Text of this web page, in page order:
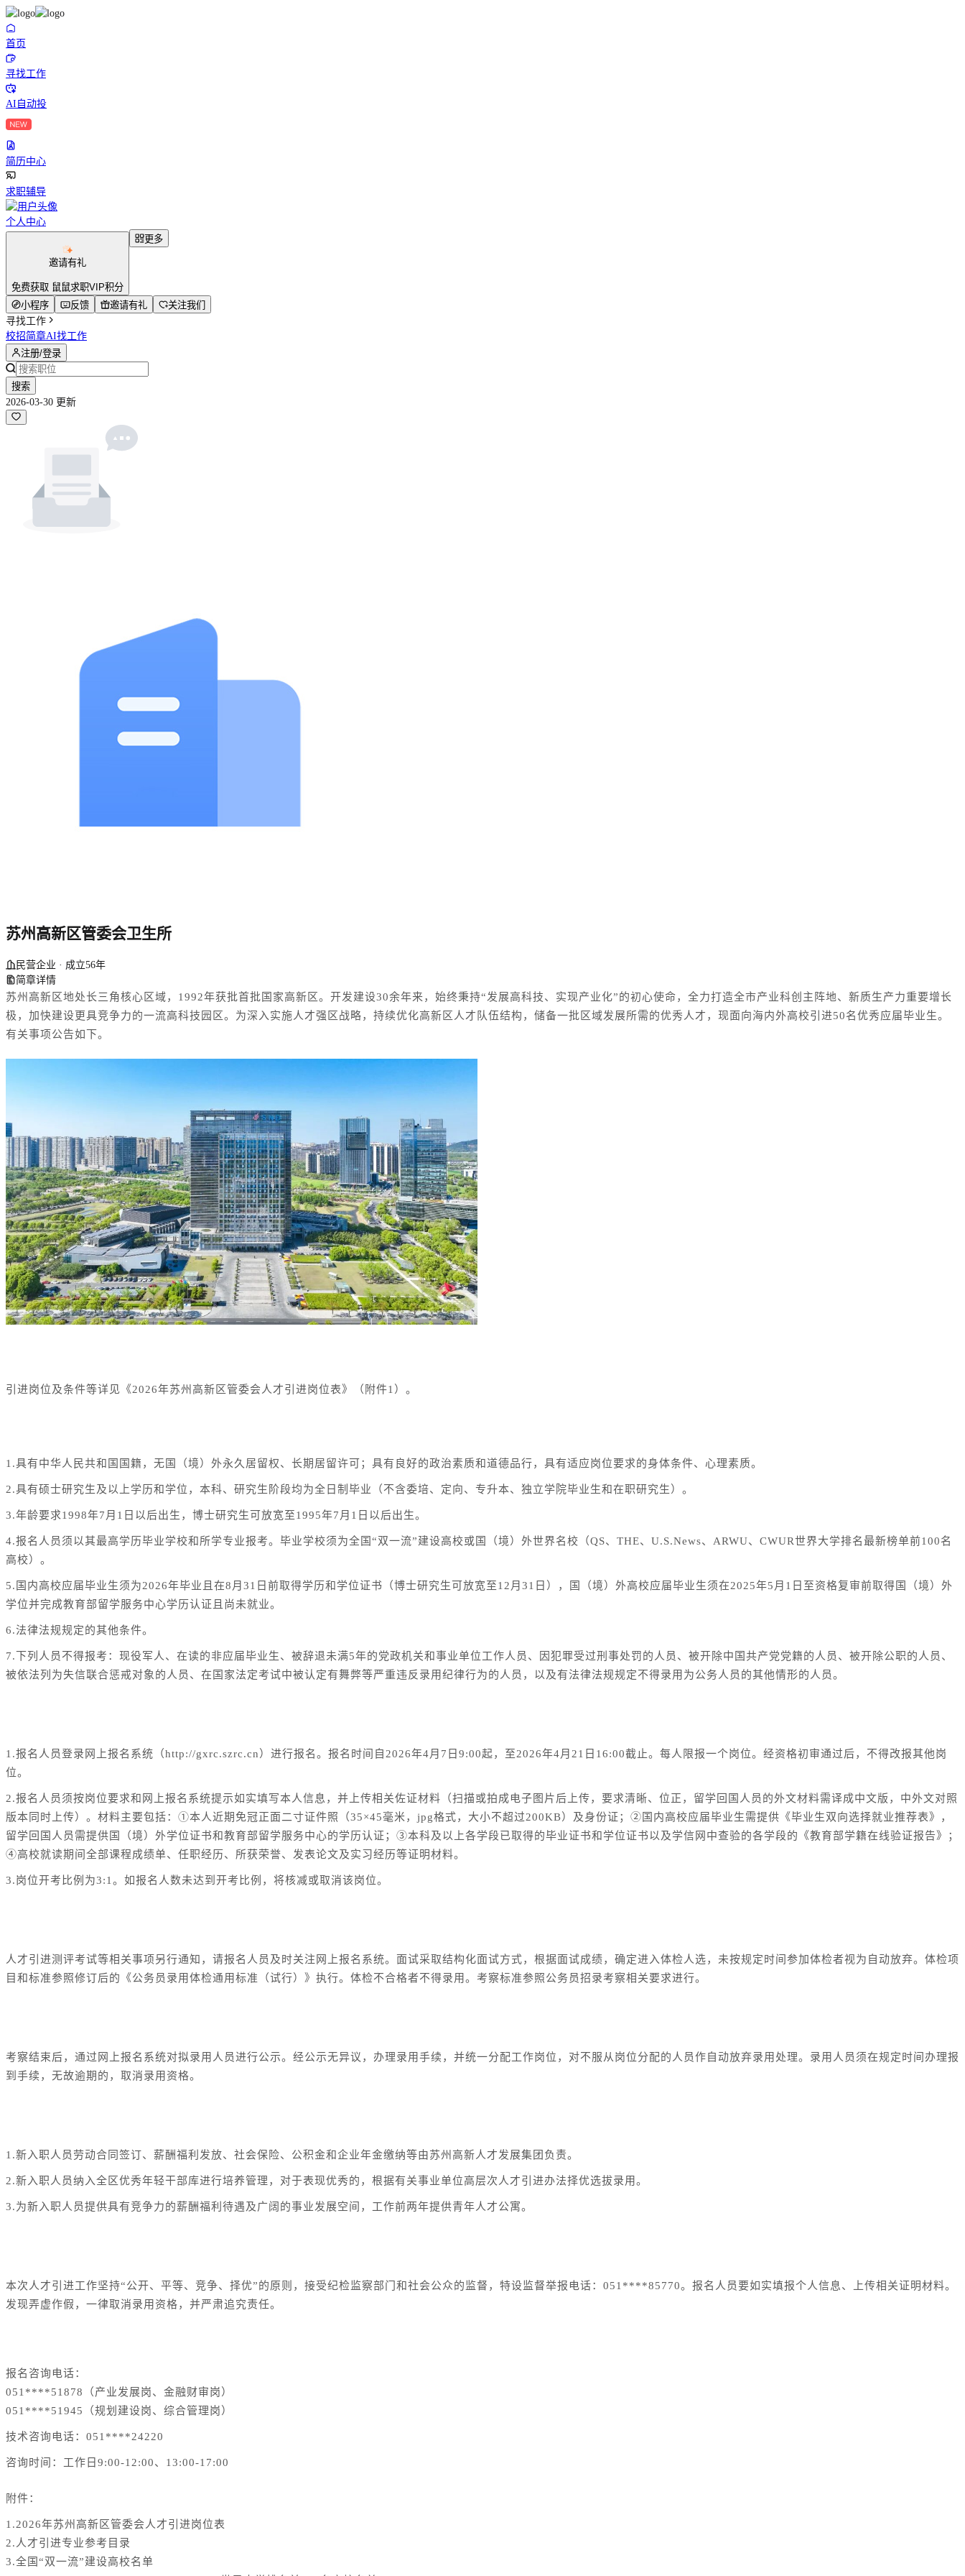
首页
寻找工作
AI自动投
简历中心
求职辅导
个人中心
邀请有礼
免费获取 鼠鼠求职VIP积分
更多
小程序 反馈 邀请有礼
关注我们
寻找工作
校招简章AI找工作
注册/登录
搜索
2026-03-30 更新
苏州高新区管委会卫生所
民营企业 · 成立56年
简章详情
苏州高新区地处长三角核心区域，1992年获批首批国家高新区。开发建设30余年来，始终秉持“发展高科技、实现产业化”的初心使命，全力打造全市产业科创主阵地、新质生产力重要增长
极，加快建设更具竞争力的一流高科技园区。为深入实施人才强区战略，持续优化高新区人才队伍结构，储备一批区域发展所需的优秀人才，现面向海内外高校引进50名优秀应届毕业生。
有关事项公告如下。
引进岗位及条件等详见《2026年苏州高新区管委会人才引进岗位表》（附件1）。
1.具有中华人民共和国国籍，无国（境）外永久居留权、长期居留许可；具有良好的政治素质和道德品行，具有适应岗位要求的身体条件、心理素质。
2.具有硕士研究生及以上学历和学位，本科、研究生阶段均为全日制毕业（不含委培、定向、专升本、独立学院毕业生和在职研究生）。
3.年龄要求1998年7月1日以后出生，博士研究生可放宽至1995年7月1日以后出生。
4.报名人员须以其最高学历毕业学校和所学专业报考。毕业学校须为全国“双一流”建设高校或国（境）外世界名校（QS、THE、U.S.News、ARWU、CWUR世界大学排名最新榜单前100名
高校）。
5.国内高校应届毕业生须为2026年毕业且在8月31日前取得学历和学位证书（博士研究生可放宽至12月31日），国（境）外高校应届毕业生须在2025年5月1日至资格复审前取得国（境）外
学位并完成教育部留学服务中心学历认证且尚未就业。
6.法律法规规定的其他条件。
7.下列人员不得报考：现役军人、在读的非应届毕业生、被辞退未满5年的党政机关和事业单位工作人员、因犯罪受过刑事处罚的人员、被开除中国共产党党籍的人员、被开除公职的人员、
被依法列为失信联合惩戒对象的人员、在国家法定考试中被认定有舞弊等严重违反录用纪律行为的人员，以及有法律法规规定不得录用为公务人员的其他情形的人员。
1.报名人员登录网上报名系统（http://gxrc.szrc.cn）进行报名。报名时间自2026年4月7日9:00起，至2026年4月21日16:00截止。每人限报一个岗位。经资格初审通过后，不得改报其他岗
位。
2.报名人员须按岗位要求和网上报名系统提示如实填写本人信息，并上传相关佐证材料（扫描或拍成电子图片后上传，要求清晰、位正，留学回国人员的外文材料需译成中文版，中外文对照
版本同时上传）。材料主要包括：①本人近期免冠正面二寸证件照（35×45毫米，jpg格式，大小不超过200KB）及身份证；②国内高校应届毕业生需提供《毕业生双向选择就业推荐表》，
留学回国人员需提供国（境）外学位证书和教育部留学服务中心的学历认证；③本科及以上各学段已取得的毕业证书和学位证书以及学信网中查验的各学段的《教育部学籍在线验证报告》；
④高校就读期间全部课程成绩单、任职经历、所获荣誉、发表论文及实习经历等证明材料。
3.岗位开考比例为3:1。如报名人数未达到开考比例，将核减或取消该岗位。
人才引进测评考试等相关事项另行通知，请报名人员及时关注网上报名系统。面试采取结构化面试方式，根据面试成绩，确定进入体检人选，未按规定时间参加体检者视为自动放弃。体检项
目和标准参照修订后的《公务员录用体检通用标准（试行）》执行。体检不合格者不得录用。考察标准参照公务员招录考察相关要求进行。
考察结束后，通过网上报名系统对拟录用人员进行公示。经公示无异议，办理录用手续，并统一分配工作岗位，对不服从岗位分配的人员作自动放弃录用处理。录用人员须在规定时间办理报
到手续，无故逾期的，取消录用资格。
1.新入职人员劳动合同签订、薪酬福利发放、社会保险、公积金和企业年金缴纳等由苏州高新人才发展集团负责。
2.新入职人员纳入全区优秀年轻干部库进行培养管理，对于表现优秀的，根据有关事业单位高层次人才引进办法择优选拔录用。
3.为新入职人员提供具有竞争力的薪酬福利待遇及广阔的事业发展空间，工作前两年提供青年人才公寓。
本次人才引进工作坚持“公开、平等、竞争、择优”的原则，接受纪检监察部门和社会公众的监督，特设监督举报电话：051****85770。报名人员要如实填报个人信息、上传相关证明材料。
发现弄虚作假，一律取消录用资格，并严肃追究责任。
报名咨询电话：
051****51878（产业发展岗、金融财审岗）
051****51945（规划建设岗、综合管理岗）
技术咨询电话：051****24220
咨询时间：工作日9:00-12:00、13:00-17:00
附件：
1.2026年苏州高新区管委会人才引进岗位表
2.人才引进专业参考目录
3.全国“双一流”建设高校名单